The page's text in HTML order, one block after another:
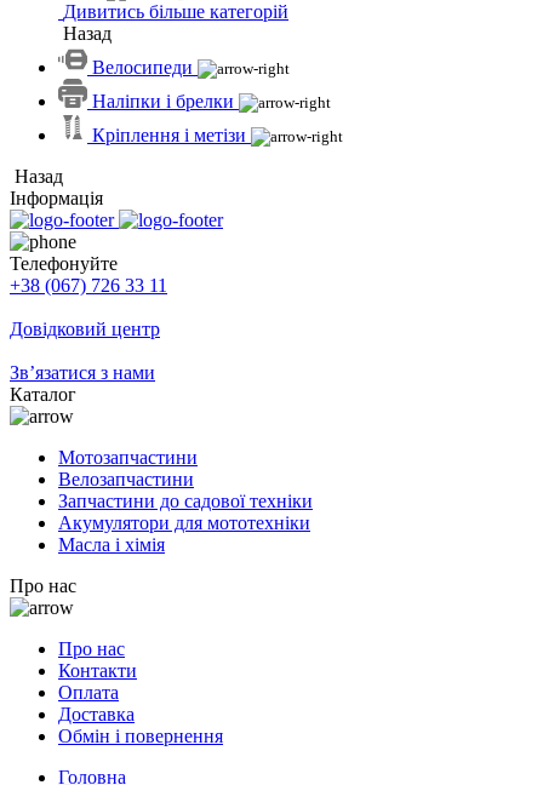
Дивитись більше категорій
Назад
Велосипеди
Наліпки і брелки
Кріплення і метізи
Назад
Інформація
Телефонуйте
+38 (067) 726 33 11
Довідковий центр
Зв’язатися з нами
Каталог
Мотозапчастини
Велозапчастини
Запчастини до садової техніки
Акумулятори для мототехніки
Масла і хімія
Про нас
Про нас
Контакти
Оплата
Доставка
Обмін і повернення
Головна